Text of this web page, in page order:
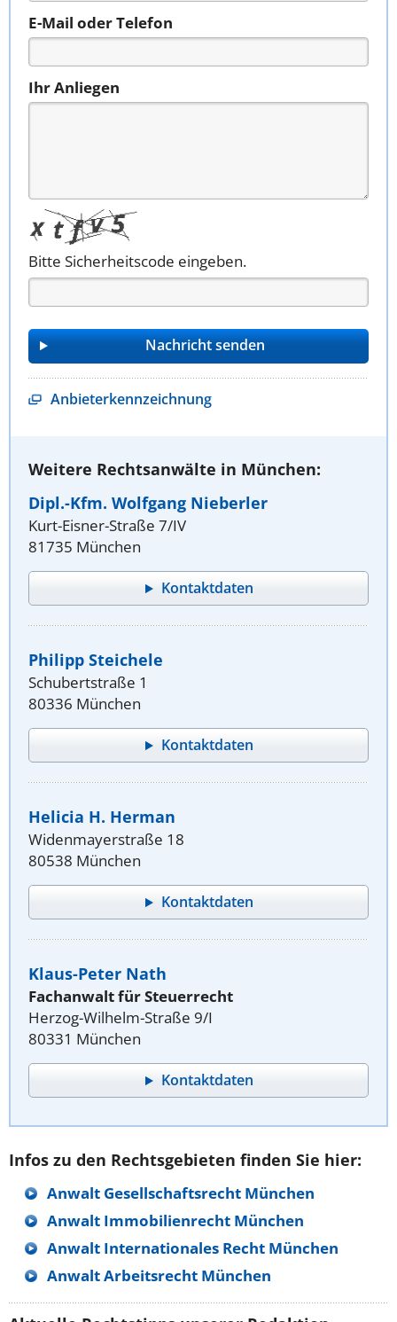
E-Mail oder Telefon
Ihr Anliegen
Bitte Sicherheitscode eingeben.
Anbieterkennzeichnung
Weitere Rechtsanwälte in München:
Dipl.-Kfm. Wolfgang Nieberler
Kurt-Eisner-Straße 7/IV
81735 München
Kontaktdaten
Philipp Steichele
Schubertstraße 1
80336 München
Kontaktdaten
Helicia H. Herman
Widenmayerstraße 18
80538 München
Kontaktdaten
Klaus-Peter Nath
Fachanwalt für Steuerrecht
Herzog-Wilhelm-Straße 9/I
80331 München
Kontaktdaten
Infos zu den Rechtsgebieten finden Sie hier:
Anwalt Gesellschaftsrecht München
Anwalt Immobilienrecht München
Anwalt Internationales Recht München
Anwalt Arbeitsrecht München